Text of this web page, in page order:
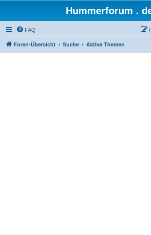
Hummerforum .
FAQ
Foren-Übersicht Suche Aktive Themen